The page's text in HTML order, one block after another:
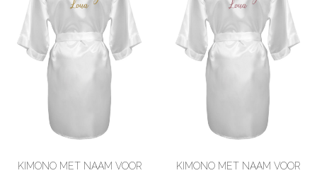
KIMONO MET NAAM VOOR
KIMONO MET NAAM VOOR